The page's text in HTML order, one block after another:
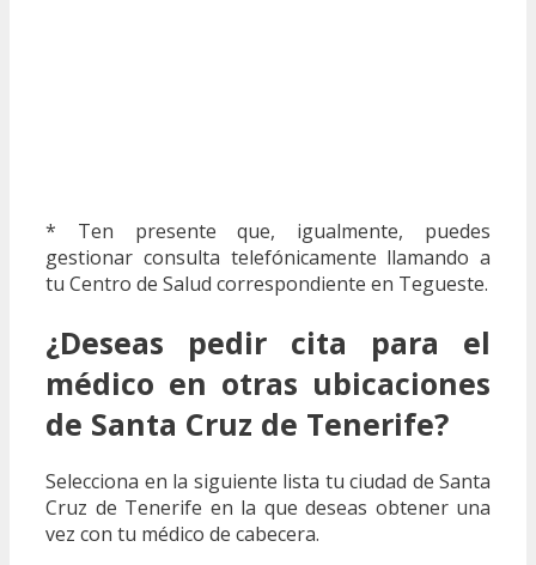
* Ten presente que, igualmente, puedes
gestionar consulta telefónicamente llamando a
tu Centro de Salud correspondiente en Tegueste.
¿Deseas pedir cita para el
médico en otras ubicaciones
de Santa Cruz de Tenerife?
Selecciona en la siguiente lista tu ciudad de Santa
Cruz de Tenerife en la que deseas obtener una
vez con tu médico de cabecera.